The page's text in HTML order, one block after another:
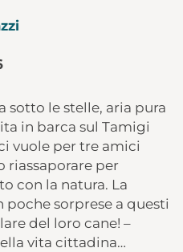
sotto le stelle, aria pura
in barca sul Tamigi
vuole per tre amici
riassaporare per
con la natura. La
poche sorprese a questi
del loro cane! –
vita cittadina…